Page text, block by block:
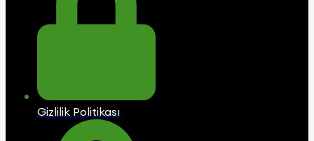
Gizlilik Politikası